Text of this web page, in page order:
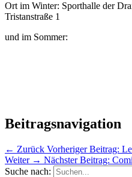
Ort im Winter: Sporthalle der
Tristanstraße 1
und im Sommer:
Beitragsnavigation
← Zurück Vorheriger Beitrag:
Weiter → Nächster Beitrag:
Suche nach: